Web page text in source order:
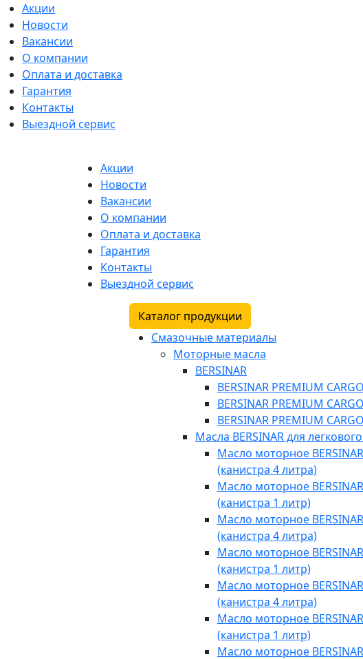
Акции
Новости
Вакансии
О компании
Оплата и доставка
Гарантия
Контакты
Выездной сервис
Акции
Новости
Вакансии
О компании
Оплата и доставка
Гарантия
Контакты
Выездной сервис
Каталог продукции
Смазочные материалы
Моторные масла
BERSINAR
BERSINAR PREMIUM
BERSINAR PREMIUM
BERSINAR PREMIUM
Масла BERSINAR для
Масло моторное BERSINAR
(канистра 4 литра)
Масло моторное BERSINAR
(канистра 1 литр)
Масло моторное BERSINAR
(канистра 4 литра)
Масло моторное BERSINAR
(канистра 1 литр)
Масло моторное BERSINAR
(канистра 4 литра)
Масло моторное BERSINAR
(канистра 1 литр)
Масло моторное BERSINAR